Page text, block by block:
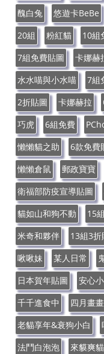
醜白兔
悠遊卡BeBe
20組
粉紅貓 10組
7組免費貼圖
卡娜赫
水水喵與小水喵
7組
2折貼圖
卡娜赫拉
巧虎
6組免費
懶懶貓之助
6款免費
懶懶倉鼠
郵政寶寶
衛福部防疫宣導貼圖
貓如山和狗不動
15
米奇和夥伴
13組3折
啾啾妹
某人日常
日本賀年貼圖
安心
千千進食中
四月畫畫
老貓享年&衰狗小白
法鬥白泡泡
來貘爽